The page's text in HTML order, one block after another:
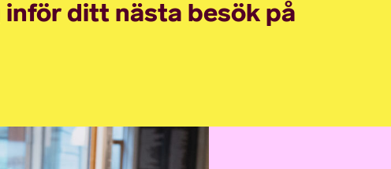
ditt nästa besök på